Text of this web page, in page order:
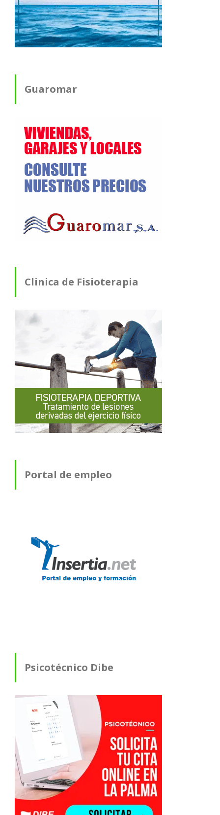
Guaromar
Clinica de Fisioterapia
Portal de empleo
Psicotécnico Dibe